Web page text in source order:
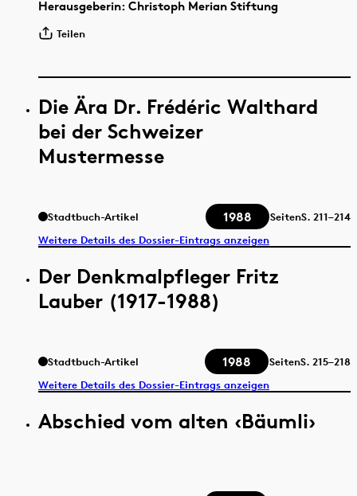
Herausgeberin: Christoph Merian Stiftung
Teilen
Die Ära Dr. Frédéric Walthard
bei der Schweizer
Mustermesse
Stadtbuch-Artikel 1988 SeitenS. 211–214
Weitere Details des Dossier-Eintrags anzeigen
Der Denkmalpfleger Fritz
Lauber (1917-1988)
Stadtbuch-Artikel 1988 SeitenS. 215–218
Weitere Details des Dossier-Eintrags anzeigen
Abschied vom alten ‹Bäumli›